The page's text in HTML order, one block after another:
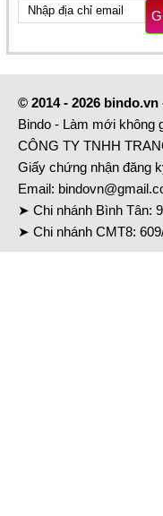
© 2014 - 2026
Bindo - Làm mới không
CÔNG TY TNHH
Giấy chứng nhận đăng
Email:
➤ Chi nhánh Bình Tân:
➤ Chi nhánh CMT8: